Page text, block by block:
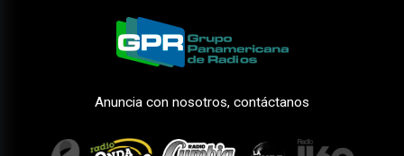
Anuncia con nosotros, contáctanos